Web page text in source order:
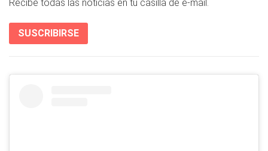
Recibe todas las noticias en tu casilla de e-mail.
SUSCRIBIRSE